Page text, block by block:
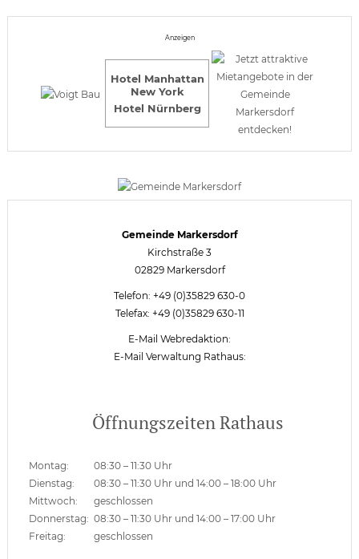
Anzeigen
Hotel Manhattan
New York
Hotel Nürnberg
Gemeinde Markersdorf
Kirchstraße 3
02829 Markersdorf
Telefon: +49 (0)35829 630-0
Telefax: +49 (0)35829 630-11
E-Mail Webredaktion:
E-Mail Verwaltung Rathaus:
Öffnungszeiten Rathaus
Montag:
08:30 – 11:30 Uhr
Dienstag:
08:30 – 11:30 Uhr und 14:00 – 18:00 Uhr
Mittwoch:
geschlossen
Donnerstag: 08:30 – 11:30 Uhr und 14:00 – 17:00 Uhr
Freitag:
geschlossen